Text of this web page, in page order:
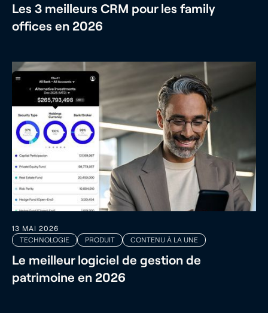
Les 3 meilleurs CRM pour les family
offices en 2026
13 MAI 2026
TECHNOLOGIE
PRODUIT CONTENU À LA UNE
Le meilleur logiciel de gestion de
patrimoine en 2026